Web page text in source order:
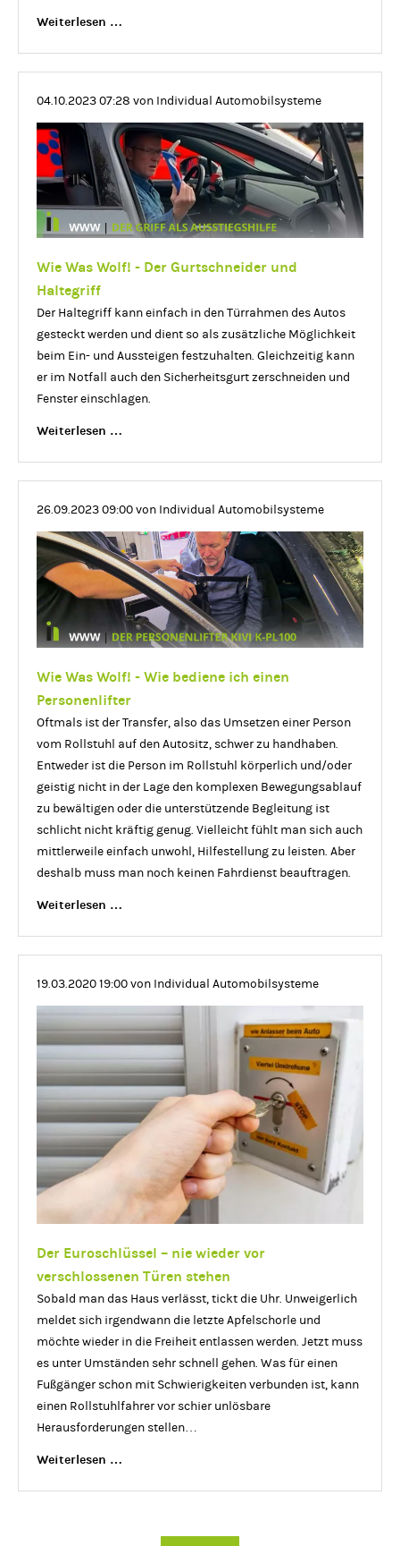
Weiterlesen …
Dreiräder,
Rollstuhlfahrräder
&
Co
–
AUSGELAUFEN!
04.10.2023 07:28 von Individual Automobilsysteme
Wie Was Wolf! - Der Gurtschneider und
Haltegriff
Der Haltegriff kann einfach in den Türrahmen des Autos
gesteckt werden und dient so als zusätzliche Möglichkeit
beim Ein- und Aussteigen festzuhalten. Gleichzeitig kann
er im Notfall auch den Sicherheitsgurt zerschneiden und
Fenster einschlagen.
Weiterlesen …
Der
Gurtschneider
und
Haltegriff
26.09.2023 09:00von Individual Automobilsysteme
Wie Was Wolf! - Wie bediene ich einen
Personenlifter
Oftmals ist der Transfer, also das Umsetzen einer Person
vom Rollstuhl auf den Autositz, schwer zu handhaben.
Entweder ist die Person im Rollstuhl körperlich und/oder
geistig nicht in der Lage den komplexen Bewegungsablauf
zu bewältigen oder die unterstützende Begleitung ist
schlicht nicht kräftig genug. Vielleicht fühlt man sich auch
mittlerweile einfach unwohl, Hilfestellung zu leisten. Aber
deshalb muss man noch keinen Fahrdienst beauftragen.
Weiterlesen …
Wie
bediene
ich
Personenlifter
19.03.2020 19:00von Individual Automobilsysteme
Der Euroschlüssel – nie wieder vor
verschlossenen Türen stehen
Sobald man das Haus verlässt, tickt die Uhr. Unweigerlich
meldet sich irgendwann die letzte Apfelschorle und
möchte wieder in die Freiheit entlassen werden. Jetzt muss
es unter Umständen sehr schnell gehen. Was für einen
Fußgänger schon mit Schwierigkeiten verbunden ist, kann
einen Rollstuhlfahrer vor schier unlösbare
Herausforderungen stellen…
Weiterlesen …